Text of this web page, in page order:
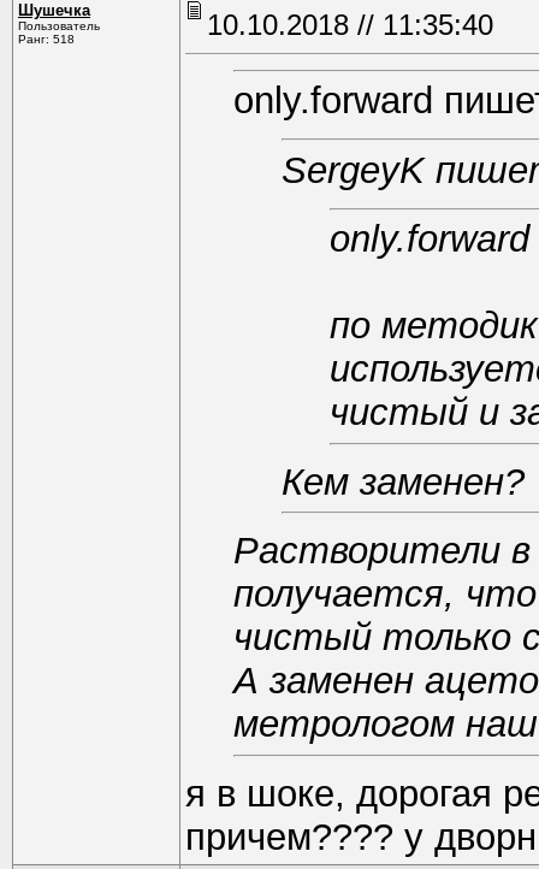
Шушечка
Пользователь
Ранг: 518
10.10.2018 // 11:35:40
only.forward
SergeyK
по
чистый и
Кем заменен?
Растворители
получается,
чистый только
А заменен
метрологом
я в шоке, дорогая
причем???? у